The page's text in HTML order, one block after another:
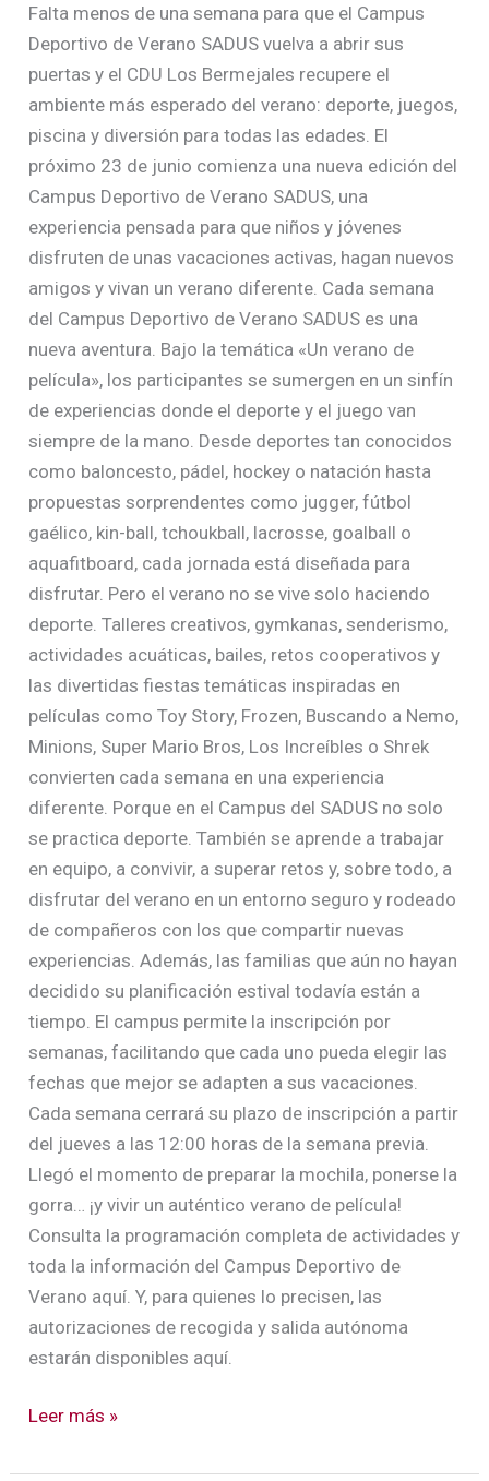
Falta menos de una semana para que el Campus
Deportivo de Verano SADUS vuelva a abrir sus
puertas y el CDU Los Bermejales recupere el
ambiente más esperado del verano: deporte, juegos,
piscina y diversión para todas las edades. El
próximo 23 de junio comienza una nueva edición del
Campus Deportivo de Verano SADUS, una
experiencia pensada para que niños y jóvenes
disfruten de unas vacaciones activas, hagan nuevos
amigos y vivan un verano diferente. Cada semana
del Campus Deportivo de Verano SADUS es una
nueva aventura. Bajo la temática «Un verano de
película», los participantes se sumergen en un sinfín
de experiencias donde el deporte y el juego van
siempre de la mano. Desde deportes tan conocidos
como baloncesto, pádel, hockey o natación hasta
propuestas sorprendentes como jugger, fútbol
gaélico, kin-ball, tchoukball, lacrosse, goalball o
aquafitboard, cada jornada está diseñada para
disfrutar. Pero el verano no se vive solo haciendo
deporte. Talleres creativos, gymkanas, senderismo,
actividades acuáticas, bailes, retos cooperativos y
las divertidas fiestas temáticas inspiradas en
películas como Toy Story, Frozen, Buscando a Nemo,
Minions, Super Mario Bros, Los Increíbles o Shrek
convierten cada semana en una experiencia
diferente. Porque en el Campus del SADUS no solo
se practica deporte. También se aprende a trabajar
en equipo, a convivir, a superar retos y, sobre todo, a
disfrutar del verano en un entorno seguro y rodeado
de compañeros con los que compartir nuevas
experiencias. Además, las familias que aún no hayan
decidido su planificación estival todavía están a
tiempo. El campus permite la inscripción por
semanas, facilitando que cada uno pueda elegir las
fechas que mejor se adapten a sus vacaciones.
Cada semana cerrará su plazo de inscripción a partir
del jueves a las 12:00 horas de la semana previa.
Llegó el momento de preparar la mochila, ponerse la
gorra… ¡y vivir un auténtico verano de película!
Consulta la programación completa de actividades y
toda la información del Campus Deportivo de
Verano aquí. Y, para quienes lo precisen, las
autorizaciones de recogida y salida autónoma
estarán disponibles aquí.
Leer más »